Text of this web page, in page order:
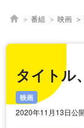
番組 映画
タイトル
映画
2020年11月13日公